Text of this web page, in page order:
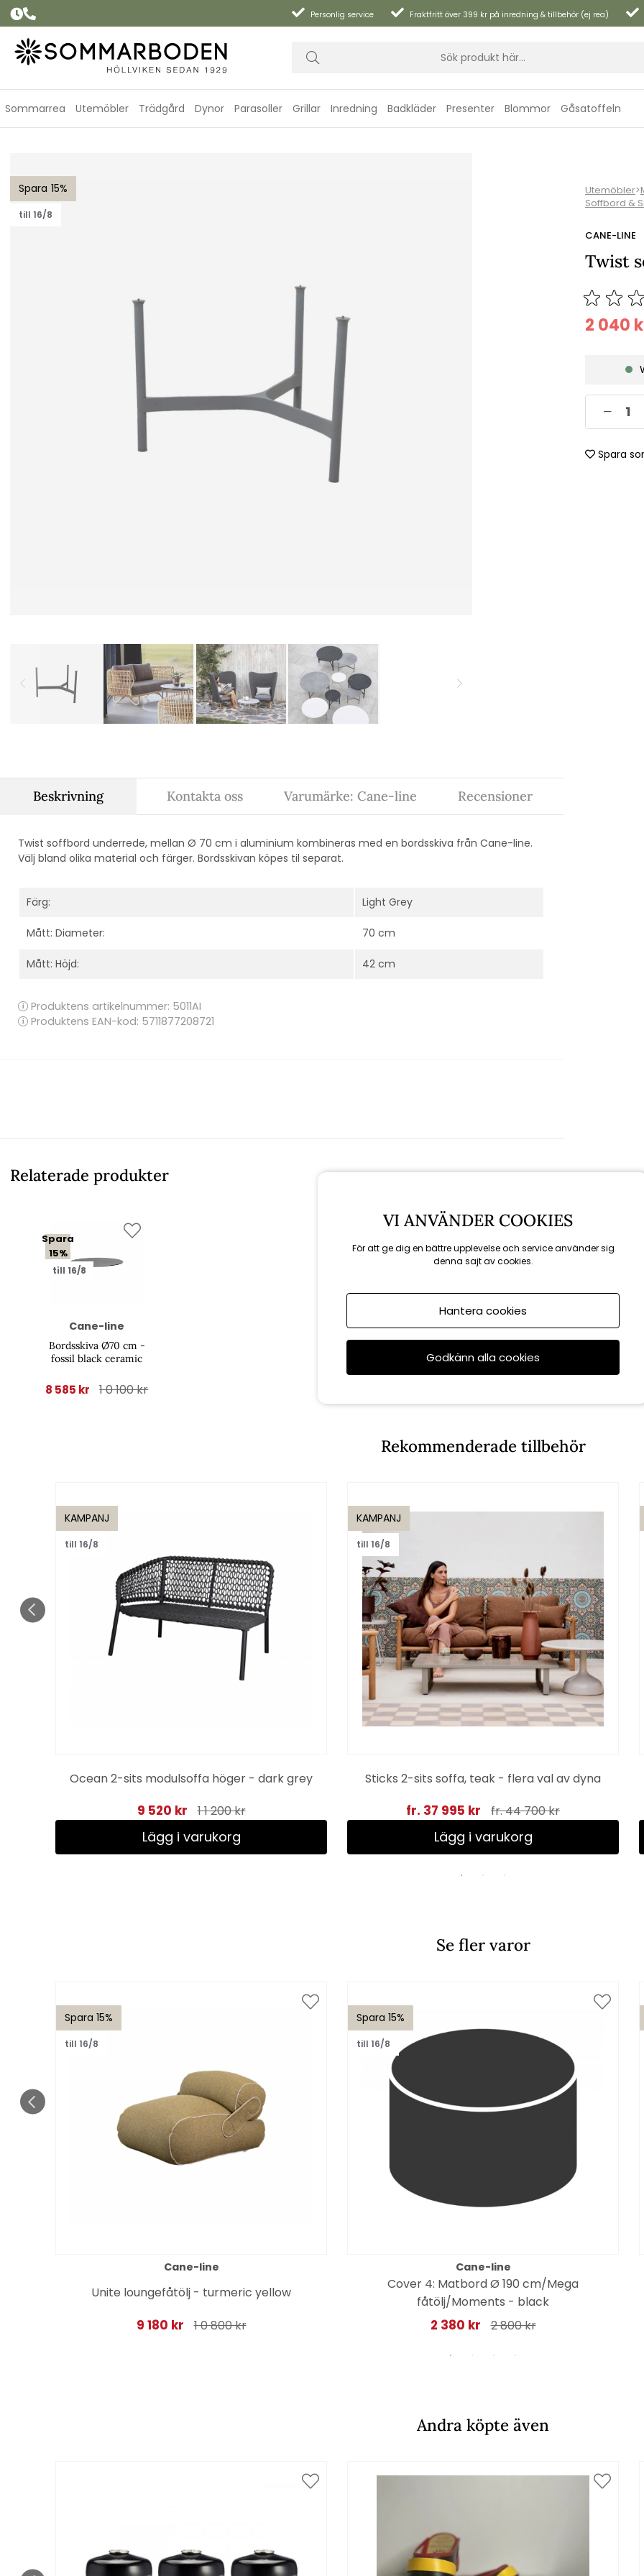
Personlig service Fraktfritt över 399 kr på inredning & tillbehör (ej rea)
Sommarrea Utemöbler Trädgård Dynor Parasoller Grillar Inredning Badkläder Presenter Blommor Gåsatoffeln
15
till 16/8
Utemöbler>
Soffbord &
CANE-LINE
Twist
2 040
Spara
Beskrivning
Twist soffbord underrede, mellan Ø 70 cm i aluminium kombineras med en bordsskiva från Cane-line.
Välj bland olika material och färger. Bordsskivan köpes til separat.
Färg: Light Grey
Mått: Diameter: 70 cm
Mått: Höjd: 42 cm
Produktens artikelnummer: 5011AI
Produktens EAN-kod: 5711877208721
Kontakta oss Varumärke: Cane-line Recensioner
Relaterade produkter
Spara
15%
till 16/8
Cane-line
Bordsskiva Ø70 cm -
fossil black ceramic
8 585 kr 1 0 100 kr
Rekommenderade tillbehör
KAMPANJ
till 16/8
Ocean 2-sits modulsoffa höger - dark grey
9 520 kr 1 1 200 kr
Lägg i varukorg
KAMPANJ
till 16/8
Sticks 2-sits soffa, teak - flera val av dyna
fr. 37 995 kr fr. 44 700 kr
Lägg i varukorg
Se fler varor
Spara 15%
till 16/8
Cane-line
Unite loungefåtölj - turmeric yellow
9 180 kr 1 0 800 kr
Spara 15%
till 16/8
Cane-line
Cover 4: Matbord Ø 190 cm/Mega
fåtölj/Moments - black
2 380 kr 2 800 kr
Andra köpte även
VI ANVÄNDER COOKIES
För att ge dig en bättre upplevelse och service använder sig
denna sajt av cookies.
Hantera cookies
Godkänn alla cookies